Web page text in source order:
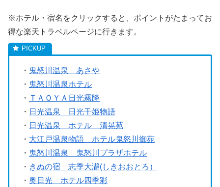
※ホテル・宿名をクリックすると、ポイントがたまってお
得な楽天トラベルページに行きます。
・ 鬼怒川温泉 あさや
・ 鬼怒川温泉ホテル
・ ＴＡＯＹＡ日光霧降
・ 日光温泉 日光千姫物語
・ 日光温泉 ホテル 清晃苑
・ 大江戸温泉物語 ホテル鬼怒川御苑
・ 鬼怒川温泉 鬼怒川プラザホテル
・ きぬの宿 志季大瀞(しきおおとろ）
・ 奥日光 ホテル四季彩